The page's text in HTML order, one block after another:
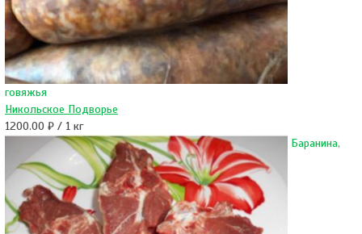
говяжья
Никольское Подворье
1200.00 ₽ / 1 кг
Баранина,